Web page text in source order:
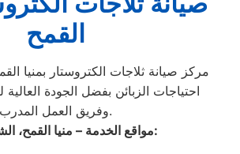
القمح
مركز صيانة ثلاجات الكتروستار بمنيا
احتياجات الزبائن بفضل الجودة
وفريق العمل المدرب.
مواقع الخدمة – منيا القمح، الشرقية: